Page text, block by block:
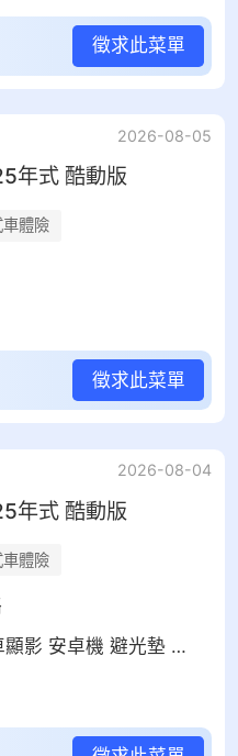
徵求此菜單
2026-08-05
年式 酷動版
車體險
徵求此菜單
2026-08-04
年式 酷動版
車體險
需要贈送隔熱紙 倒車顯影 安卓機 避光墊 防水踏墊 晴雨窗 雨傘 皮套 前行車紀錄器